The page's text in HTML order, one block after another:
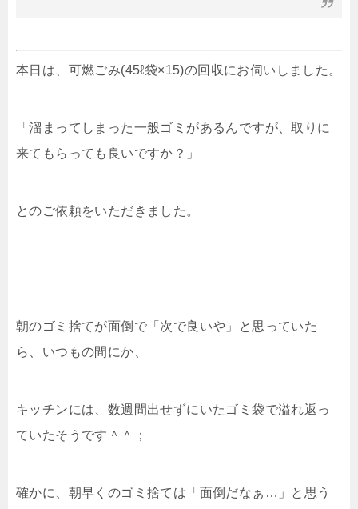
本日は、可燃ごみ(45ℓ袋×15)の回収にお伺いしました。
「溜まってしまった一般ゴミがあるんですが、取りに
来てもらっても良いですか？」
とのご依頼をいただきました。
朝のゴミ捨てが面倒で「次で良いや」と思っていた
ら、いつもの間にか、
キッチンには、数週間出せずにいたゴミ袋で溢れ返っ
ていたそうです＾＾；
確かに、朝早くのゴミ捨ては「面倒だなぁ…」と思う